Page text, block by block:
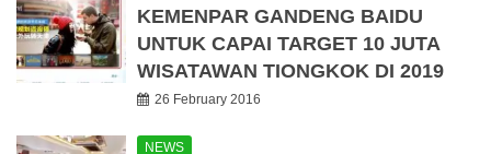
KEMENPAR GANDENG BAIDU
UNTUK CAPAI TARGET 10 JUTA
WISATAWAN TIONGKOK DI 2019
26 February 2016
NEWS